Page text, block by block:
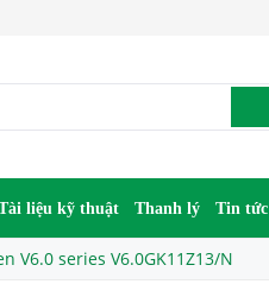
liệu kỹ thuật Thanh lý Tin tức
V6.0 series V6.0GK11Z13/N